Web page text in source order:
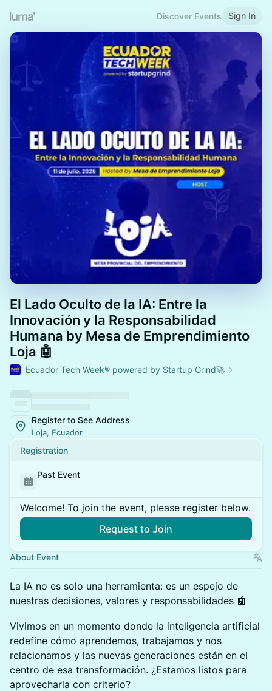
Discover Events Sign In
El Lado Oculto de la IA: Entre la
Innovación y la Responsabilidad
Humana by Mesa de Emprendimiento
Loja 🤖
Ecuador Tech Week® powered by Startup Grind🚀
Register to See Address
Loja, Ecuador
Registration
Past Event
Welcome! To join the event, please register below.
Request to Join
About Event
La IA no es solo una herramienta: es un espejo de
nuestras decisiones, valores y responsabilidades 🤖
Vivimos en un momento donde la inteligencia artificial
redefine cómo aprendemos, trabajamos y nos
relacionamos y las nuevas generaciones están en el
centro de esa transformación. ¿Estamos listos para
aprovecharla con criterio?